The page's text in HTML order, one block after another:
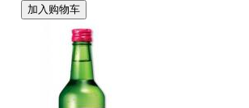
加入购物车